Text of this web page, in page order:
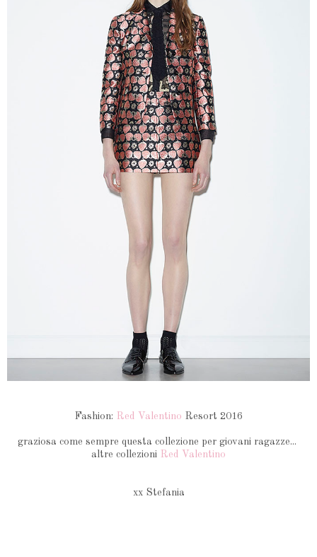
Fashion: Red Valentino Resort 2016
graziosa come sempre questa collezione per giovani ragazze...
altre collezioni Red Valentino
xx Stefania